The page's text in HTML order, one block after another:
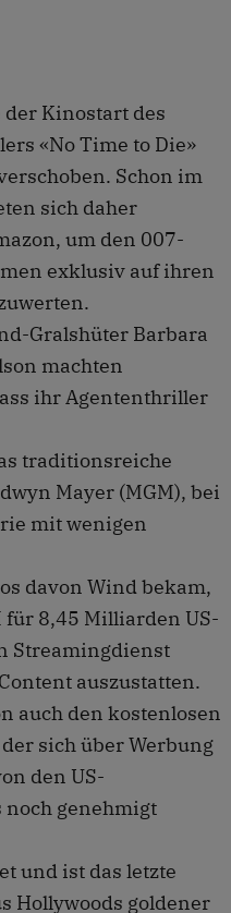
Kinostart des
«No Time to Die»
Schon im
sich daher
um den 007-
exklusiv auf ihren
Gralshüter Barbara
machten
ihr Agententhriller
traditionsreiche
Mayer (MGM), bei
mit wenigen
davon Wind bekam,
8,45 Milliarden US-
Streamingdienst
auszustatten.
auch den kostenlosen
sich über Werbung
den US-
genehmigt
und ist das letzte
Hollywoods goldener